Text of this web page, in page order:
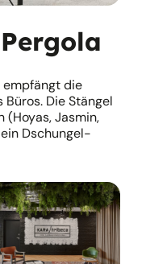
empfängt die
Die Stängel
(Hoyas, Jasmin,
Dschungel-